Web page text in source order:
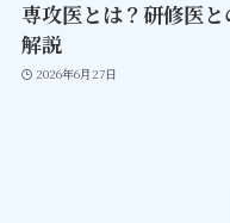
専攻医とは？研修医
解説
2026年6月27日